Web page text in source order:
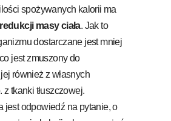
spożywanych kalorii ma
redukcji masy ciała. Jak to
dostarczane jest mniej
jest zmuszony do
również z własnych
z tkanki tłuszczowej.
jest odpowiedź na pytanie, o